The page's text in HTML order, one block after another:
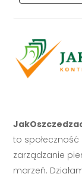
to społeczność
zarządzanie
marzeń.